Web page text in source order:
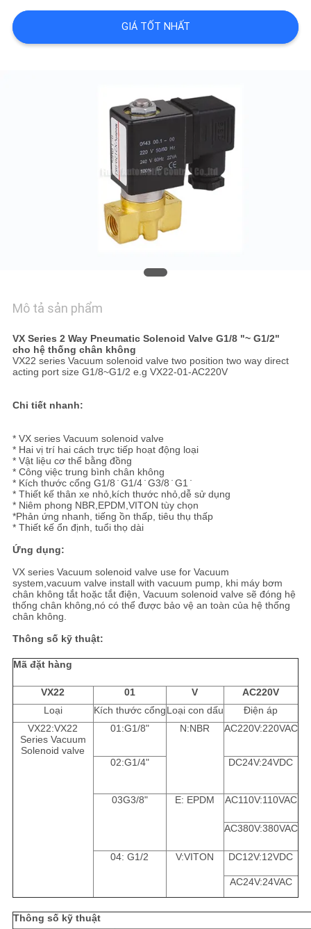
SOÁT
CHẤT
GIÁ
VR
SHOW
SƠ
ĐỒ
TRANG
WEB
PRIVACY
POLICY
GIÁ TỐT NHẤT
Mô tả sản phẩm
VX Series 2 Way Pneumatic Solenoid Valve G1/8 "~ G1/2"
cho hệ thống chân không
VX22 series Vacuum solenoid valve two position two way direct
acting port size G1/8~G1/2 e.g VX22-01-AC220V
Chi tiết nhanh:
* VX series Vacuum solenoid valve
* Hai vị trí hai cách trực tiếp hoạt động loại
* Vật liệu cơ thể bằng đồng
* Công việc trung bình chân không
* Kích thước cổng G1/8 ̇ G1/4 ̇ G3/8 ̇ G1 ̇
* Thiết kế thân xe nhỏ,kích thước nhỏ,dễ sử dụng
* Niêm phong NBR,EPDM,VITON tùy chọn
*Phản ứng nhanh, tiếng ồn thấp, tiêu thụ thấp
* Thiết kế ổn định, tuổi thọ dài
Ứng dụng:
VX series Vacuum solenoid valve use for Vacuum
system,vacuum valve install with vacuum pump, khi máy bơm
chân không tắt hoặc tắt điện, Vacuum solenoid valve sẽ đóng hệ
thống chân không,nó có thể được bảo vệ an toàn của hệ thống
chân không.
Thông số kỹ thuật:
Mã đặt hàng
VX22 01 V
AC220V
Loại
Kích thước cổngLoại con dấu
Điện áp
VX22:VX22
Series Vacuum
Solenoid valve
01:G1/8" N:NBR AC220V:220VAC
02:G1/4" DC24V:24VDC
03G3/8" E: EPDM AC110V:110VAC
AC380V:380VAC
04: G1/2 V:VITON DC12V:12VDC
AC24V:24VAC
Thông số kỹ thuật